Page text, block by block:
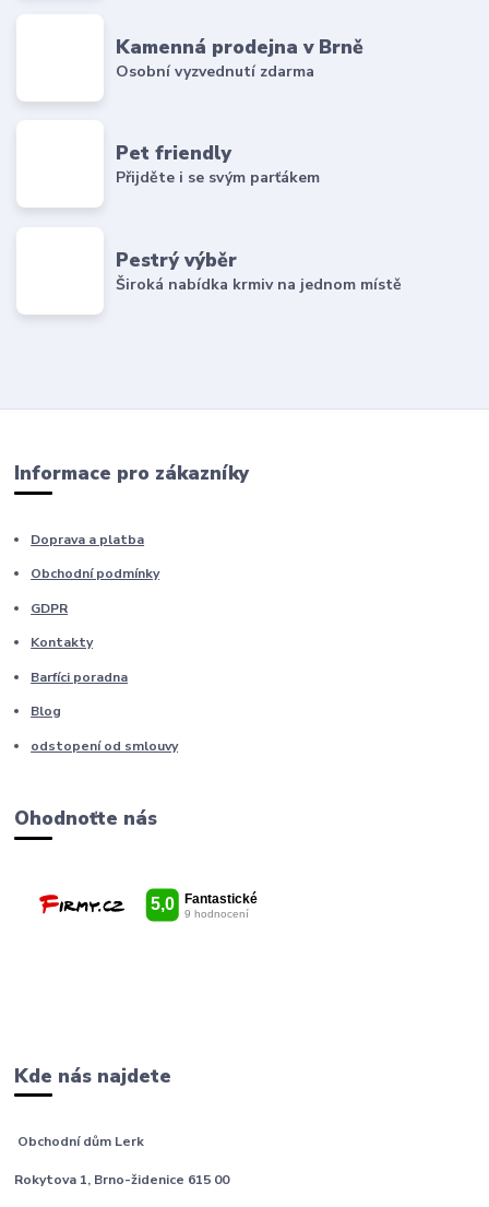
Kamenná prodejna v Brně
Osobní vyzvednutí zdarma
Pet friendly
Přijděte i se svým parťákem
Pestrý výběr
Široká nabídka krmiv na jednom místě
Informace pro zákazníky
Doprava a platba
Obchodní podmínky
GDPR
Kontakty
Barfíci poradna
Blog
odstopení od smlouvy
Ohodnoťte nás
Kde nás najdete
Obchodní dům Lerk
Rokytova 1, Brno-židenice 615 00